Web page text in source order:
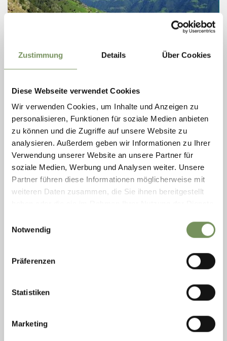
Zustimmung Details Über Cookies
Diese Webseite verwendet Cookies
Wir verwenden Cookies, um Inhalte und Anzeigen zu
personalisieren, Funktionen für soziale Medien anbieten
zu können und die Zugriffe auf unsere Website zu
analysieren. Außerdem geben wir Informationen zu Ihrer
Verwendung unserer Website an unsere Partner für
soziale Medien, Werbung und Analysen weiter. Unsere
Partner führen diese Informationen möglicherweise mit
weiteren Daten zusammen, die Sie ihnen bereitgestellt
Notwendig
Präferenzen
Statistiken
Marketing
STAZIONE A MONTE DELLA FUNIVIA
MILLE GRADINI” FINO A MONTE SANTA
CATERINA/VAL SENALES
Alta Via di Merano 24
fino aMonte Santa Caterina.